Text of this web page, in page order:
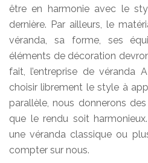
être en harmonie avec le
dernière. Par ailleurs, le
véranda, sa forme, ses
éléments de décoration
fait, l’entreprise de véranda
choisir librement le style à
parallèle, nous donnerons
que le rendu soit
une véranda classique ou
compter sur nous.